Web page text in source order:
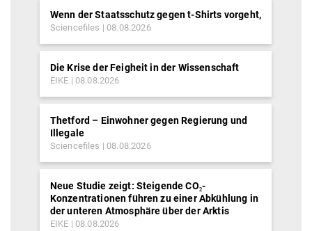
Wenn der Staatsschutz gegen t-Shirts vorgeht,
Sciencefiles 08.08.2026
Die Krise der Feigheit in der Wissenschaft
EIKE 08.08.2026
Thetford – Einwohner gegen Regierung und
Illegale
Sciencefiles 08.08.2026
Neue Studie zeigt: Steigende CO₂-
Konzentrationen führen zu einer Abkühlung in
der unteren Atmosphäre über der Arktis
EIKE 08.08.2026